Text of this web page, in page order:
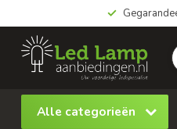
Alle categorieën